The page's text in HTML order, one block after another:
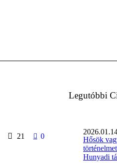
21 0
Legutóbbi
Hősök
Hunyadi